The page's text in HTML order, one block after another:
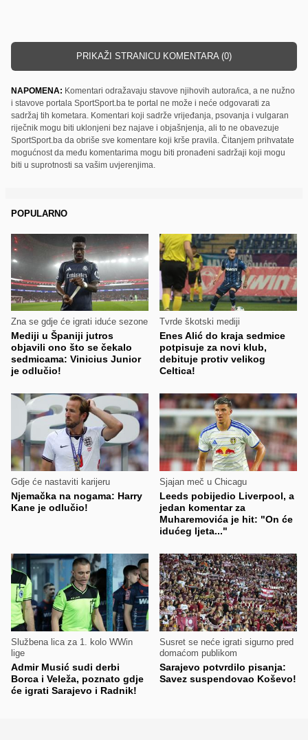
PRIKAŽI STRANICU KOMENTARA (0)
NAPOMENA: Komentari odražavaju stavove njihovih autora/ica, a ne nužno
i stavove portala SportSport.ba te portal ne može i neće odgovarati za
sadržaj tih kometara. Komentari koji sadrže vrijeđanja, psovanja i vulgaran
riječnik mogu biti uklonjeni bez najave i objašnjenja, ali to ne obavezuje
SportSport.ba da obriše sve komentare koji krše pravila. Čitanjem prihvatate
mogućnost da među komentarima mogu biti pronađeni sadržaji koji mogu
biti u suprotnosti sa vašim uvjerenjima.
POPULARNO
Zna se gdje će igrati iduće sezone
Mediji u Španiji jutros
objavili ono što se čekalo
sedmicama: Vinicius Junior
je odlučio!
Tvrde škotski mediji
Enes Alić do kraja sedmice
potpisuje za novi klub,
debituje protiv velikog
Celtica!
Gdje će nastaviti karijeru
Njemačka na nogama: Harry
Kane je odlučio!
Sjajan meč u Chicagu
Leeds pobijedio Liverpool, a
jedan komentar za
Muharemovića je hit: "On će
idućeg ljeta..."
Službena lica za 1. kolo WWin
lige
Admir Musić sudi derbi
Borca i Veleža, poznato gdje
će igrati Sarajevo i Radnik!
Susret se neće igrati sigurno pred
domaćom publikom
Sarajevo potvrdilo pisanja:
Savez suspendovao Koševo!